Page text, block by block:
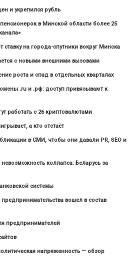
и укрепился рубль
в Минской области более 25
ставку на города-спутники вокруг Минска
с новыми внешними вызовами
роста и спад в отдельных кварталах
.ru и .рф: доступ привязывают к
работать с 26 криптовалютами
а кто отстаёт
в СМИ, чтобы они давали PR, SEO и
коллапса: Беларусь за
системы
вошел в состав
предпринимателей
напряженность — обзор